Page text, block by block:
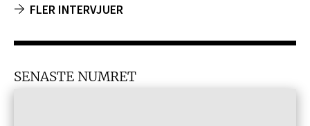
FLER INTERVJUER
SENASTE NUMRET